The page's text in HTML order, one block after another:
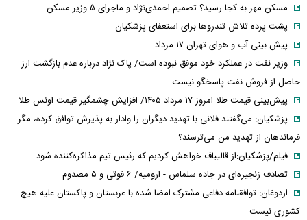
مسکن مهر به کجا رسید؟ تصمیم احمدی‌نژاد و ماجرای ۵ وزیر مسکن
پشت پرده تلاش تندروها برای استعفای پزشکیان
پیش بینی آب و هوای تهران ۱۷ مرداد
وزیر نفت در عملکرد خود موفق نبوده است/ پاک نژاد درباره عدم بازگشت ارز
حاصل از فروش نفت پاسخگو نیست
پیش‌بینی قیمت طلا امروز ۱۷ مرداد ۱۴۰۵/ افزایش چشمگیر قیمت اونس طلا
پزشکیان: می‌گفتند فلانی با تهدید دیگران را وادار به پذیرش توافق کرده، مگر
فرماندهان از تهدید من می‌ترسند؟
فیلم/پزشکیان:از قالیباف خواهش کردیم که رئیس تیم مذاکره‌کننده شود
تصادف زنجیره‌ای در جاده سلماس - ارومیه/ ۶ فوتی و ۵ مصدوم
اردوغان: توافقنامه دفاعی مشترک امضا شده با عربستان و پاکستان علیه هیچ
کشوری نیست